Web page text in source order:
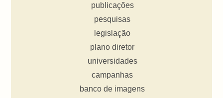
publicações
pesquisas
legislação
plano diretor
universidades
campanhas
banco de imagens